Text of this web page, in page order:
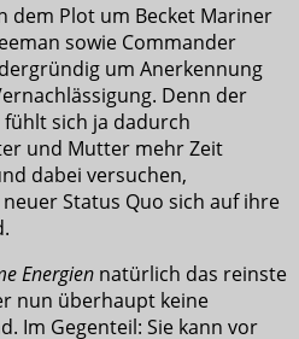
dem Plot um Becket Mariner
sowie Commander
um Anerkennung
Denn der
sich ja dadurch
und Mutter mehr Zeit
dabei versuchen,
Status Quo sich auf ihre
Energien natürlich das reinste
nun überhaupt keine
Im Gegenteil: Sie kann vor